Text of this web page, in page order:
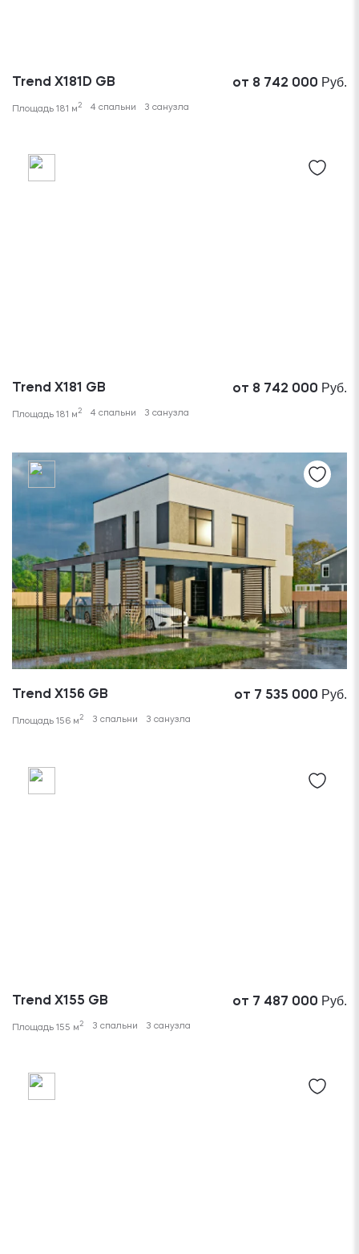
Trend X181D GB от 8 742 000 Руб.
Площадь 181 м2 4 спальни 3 санузла
Trend X181 GB от 8 742 000 Руб.
Площадь 181 м2 4 спальни 3 санузла
Trend X156 GB от 7 535 000 Руб.
Площадь 156 м2 3 спальни 3 санузла
Trend X155 GB от 7 487 000 Руб.
Площадь 155 м2 3 спальни 3 санузла